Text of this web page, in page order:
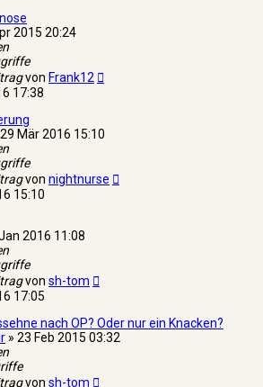
2015 20:24
von Frank12
17:38
29 Mär 2016 15:10
von nightnurse
15:10
2016 11:08
von sh-tom
17:05
nach OP? Oder nur ein Knacken?
» 23 Feb 2015 03:32
von sh-tom